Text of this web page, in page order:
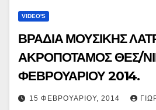
VIDEO'S
ΒΡΑΔΙΑ ΜΟΥΣΙΚΗΣ
ΑΚΡΟΠΟΤΑΜΟΣ ΘΕΣ/
ΦΕΒΡΟΥΑΡΙΟΥ 2014.
15 ΦΕΒΡΟΥΑΡΊΟΥ, 2014